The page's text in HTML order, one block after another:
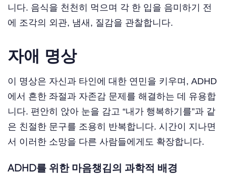
니다. 음식을 천천히 먹으며 각 한 입을 음미하기 전
에 조각의 외관, 냄새, 질감을 관찰합니다.
자애 명상
이 명상은 자신과 타인에 대한 연민을 키우며, ADHD
에서 흔한 좌절과 자존감 문제를 해결하는 데 유용합
니다. 편안히 앉아 눈을 감고 “내가 행복하기를”과 같
은 친절한 문구를 조용히 반복합니다. 시간이 지나면
서 이러한 소망을 다른 사람들에게도 확장합니다.
ADHD를 위한 마음챙김의 과학적 배경